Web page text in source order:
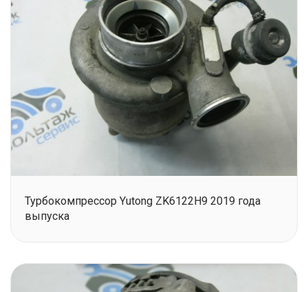
Турбокомпрессор Yutong ZK6122H9 2019 года
выпуска